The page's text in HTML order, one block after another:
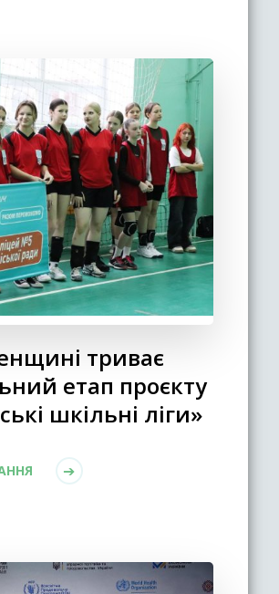
триває
етап проєкту
шкільні ліги»